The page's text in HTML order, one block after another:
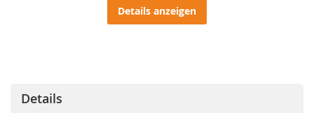
Details anzeigen
Details